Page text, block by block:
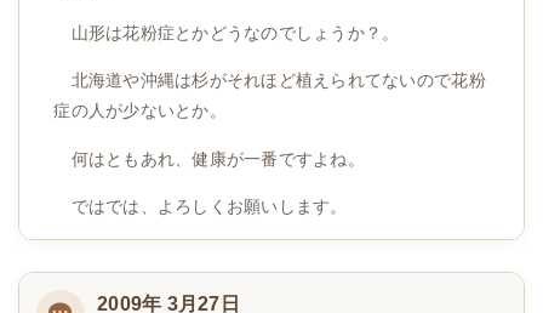
山形は花粉症とかどうなのでしょうか？。
北海道や沖縄は杉がそれほど植えられてないので花粉
症の人が少ないとか。
何はともあれ、健康が一番ですよね。
ではでは、よろしくお願いします。
2009年 3月27日